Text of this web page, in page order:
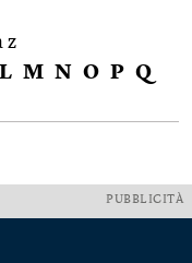
z
L M N O P Q
PUBBLICITÀ